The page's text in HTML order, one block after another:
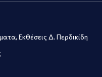
Εκθέσεις Δ. Περδικίδη